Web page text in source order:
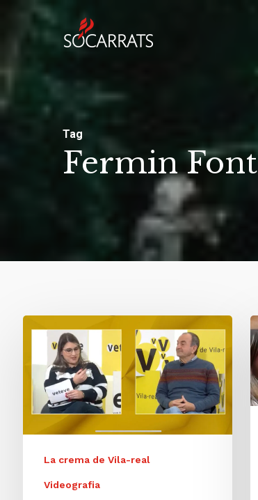
content
Tag
Fermin Font
La crema de Vila-real
Videografia